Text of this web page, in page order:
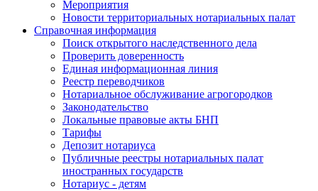
Мероприятия
Новости территориальных нотариальных палат
Справочная информация
Поиск открытого наследственного дела
Проверить доверенность
Единая информационная линия
Реестр переводчиков
Нотариальное обслуживание агрогородков
Законодательство
Локальные правовые акты БНП
Тарифы
Депозит нотариуса
Публичные реестры нотариальных палат
иностранных государств
Нотариус - детям